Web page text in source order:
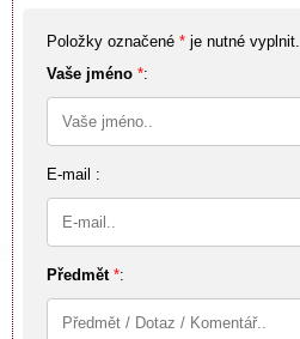
Položky označené * je nutné vyplnit.
Vaše jméno *:
E-mail :
Předmět *: